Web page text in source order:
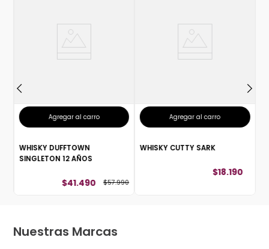
Agregar al carro
WHISKY DUFFTOWN
SINGLETON 12 AÑOS
$41.490 $57.990
Agregar al carro
WHISKY CUTTY SARK
$18.190
Nuestras Marcas